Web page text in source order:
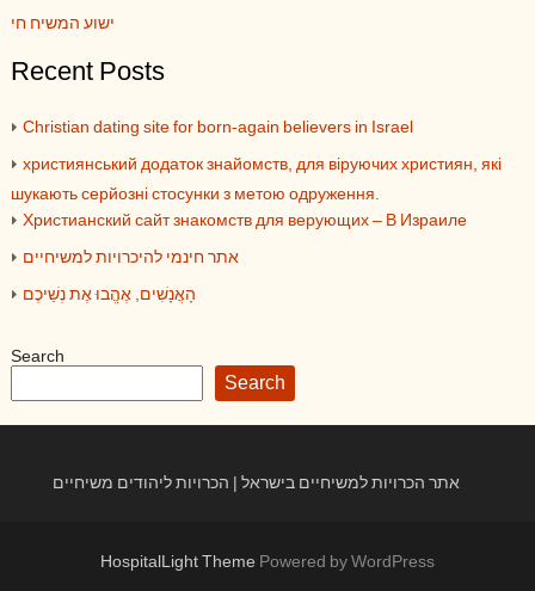
ישוע המשיח חי
Recent Posts
Christian dating site for born-again believers in Israel
християнський додаток знайомств, для віруючих християн, які
шукають серйозні стосунки з метою одруження.
Христианский сайт знакомств для верующих – В Израиле
אתר חינמי להיכרויות למשיחיים
הָאֲנָשִׁים, אֶהֱבוּ אֶת נְשֵׁיכֶם
Search
Search
אתר הכרויות למשיחיים בישראל | הכרויות ליהודים משיחיים
HospitalLight Theme Powered by WordPress